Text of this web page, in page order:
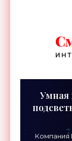
Умная
Компания